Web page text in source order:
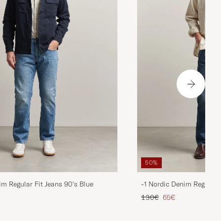
Regular Fit Jeans 90's Blue
hinta
50%
-1 Nordic Denim Regular
Tavallinen hinta
130€ Alennettu hinta
65€